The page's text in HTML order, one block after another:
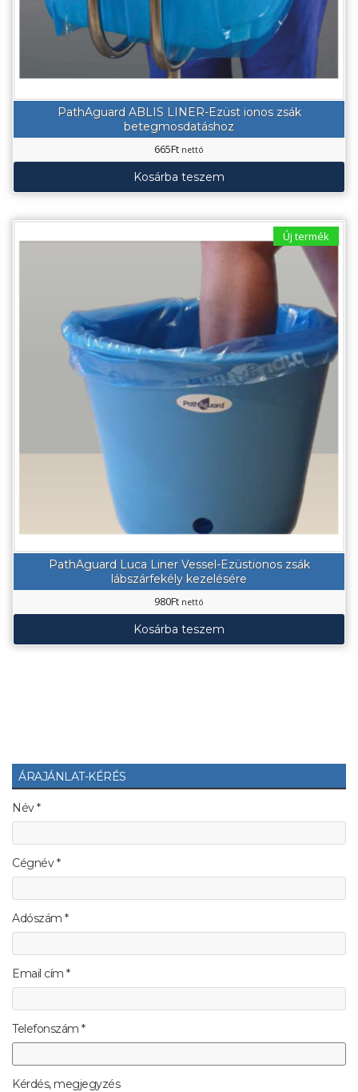
PathAguard ABLIS LINER-Ezüst ionos zsák
betegmosdatáshoz
665Ft nettó
Kosárba teszem
Új termék
PathAguard Luca Liner Vessel-Ezüstionos zsák
lábszárfekély kezelésére
980Ft nettó
Kosárba teszem
ÁRAJÁNLAT-KÉRÉS
Név *
Cégnév *
Adószám *
Email cím *
Telefonszám *
Kérdés, megjegyzés